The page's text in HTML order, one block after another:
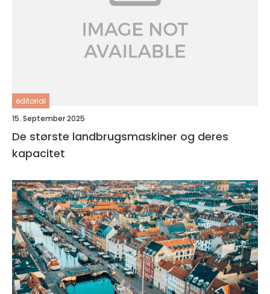
editorial
15. September 2025
De største landbrugsmaskiner og deres
kapacitet